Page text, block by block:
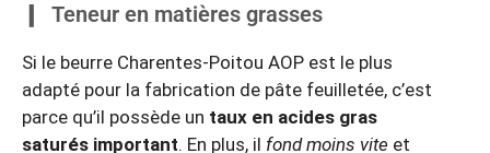
Teneur en matières grasses
Si le beurre Charentes-Poitou AOP est le plus
adapté pour la fabrication de pâte feuilletée, c’est
parce qu’il possède un taux en acides gras
saturés important. En plus, il fond moins vite et